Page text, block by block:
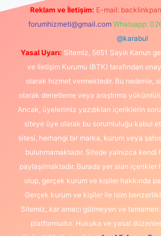
Reklam ve İletişim: E-mail:
forumhizmeti@gmail.com Whatsapp:
@karabul
Yasal Uyarı: Sitemiz, 5651 Sayılı Kanun
ve İletişim Kurumu (BTK) tarafından
olarak hizmet vermektedir. Bu nedenle,
olarak denetleme veya araştırma
Ancak, üyelerimiz yazdıkları içeriklerin
siteye üye olarak bu sorumluluğu kabul
sitesi, herhangi bir marka, kurum veya
bulunmamaktadır. Sitede yalnızca kendi
paylaşılmaktadır. Burada yer alan içerikler
olup, gerçek kurum ve kişiler hakkında
Gerçek kurum ve kişiler ile isim
Sitemiz, kar amacı gütmeyen ve
platformudur. Hukuka ve yasal